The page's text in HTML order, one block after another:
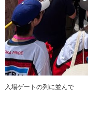
入場ゲートの列に並んで